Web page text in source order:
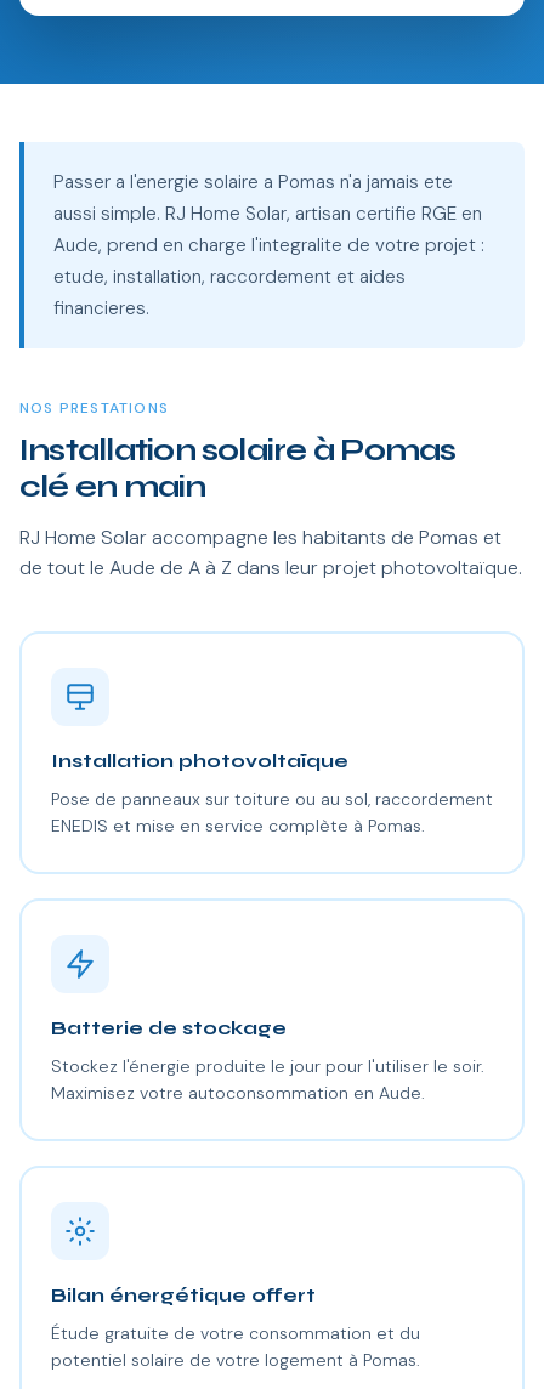
Passer a l'energie solaire a Pomas n'a jamais ete
aussi simple. RJ Home Solar, artisan certifie RGE en
Aude, prend en charge l'integralite de votre projet :
etude, installation, raccordement et aides
financieres.
NOS PRESTATIONS
Installation solaire à Pomas
clé en main
RJ Home Solar accompagne les habitants de Pomas et
de tout le Aude de A à Z dans leur projet photovoltaïque.
Installation photovoltaïque
Pose de panneaux sur toiture ou au sol, raccordement
ENEDIS et mise en service complète à Pomas.
Batterie de stockage
Stockez l'énergie produite le jour pour l'utiliser le soir.
Maximisez votre autoconsommation en Aude.
Bilan énergétique offert
Étude gratuite de votre consommation et du
potentiel solaire de votre logement à Pomas.